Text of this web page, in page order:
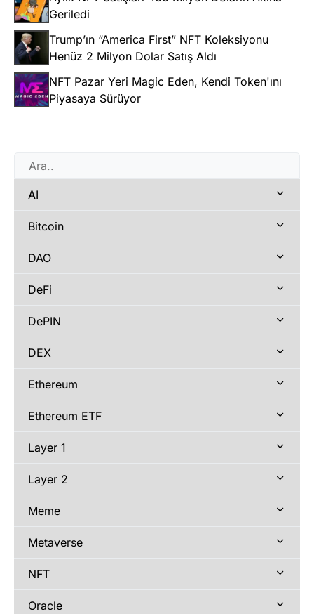
Geriledi
Trump’ın “America First” NFT Koleksiyonu
Henüz 2 Milyon Dolar Satış Aldı
NFT Pazar Yeri Magic Eden, Kendi Token'ını
Piyasaya Sürüyor
AI
Bitcoin
DAO
DeFi
DePIN
DEX
Ethereum
Ethereum ETF
Layer 1
Layer 2
Meme
Metaverse
NFT
Oracle